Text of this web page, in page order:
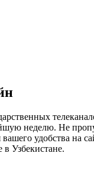
неделю. Не
удобства на
Узбекистане.